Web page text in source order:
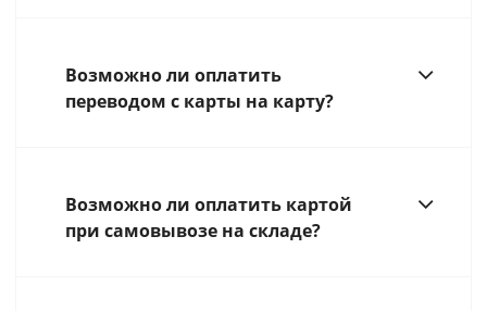
Возможно ли оплатить
переводом с карты на карту?
Возможно ли оплатить картой
при самовывозе на складе?